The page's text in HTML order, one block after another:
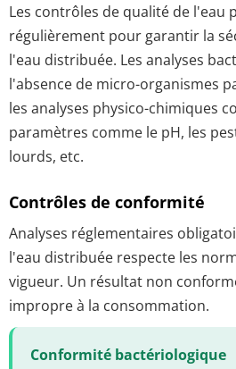
Les contrôles de qualité de l'eau
régulièrement pour garantir la
l'eau distribuée. Les analyses
l'absence de micro-organismes
les analyses physico-chimiques
paramètres comme le pH, les
lourds, etc.
Contrôles de conformité
Analyses réglementaires
l'eau distribuée respecte les
vigueur. Un résultat non
impropre à la consommation.
Conformité bactériologique